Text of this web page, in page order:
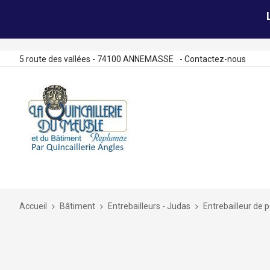
5 route des vallées - 74100 ANNEMASSE - Contactez-nous
Accueil Bâtiment Entrebailleurs - Judas Entrebailleur de